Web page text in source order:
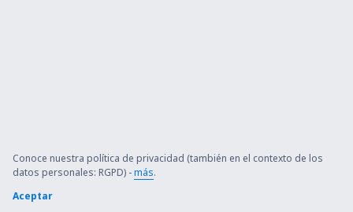
Conoce nuestra política de privacidad (también en el contexto de los
datos personales: RGPD) -más.
Aceptar